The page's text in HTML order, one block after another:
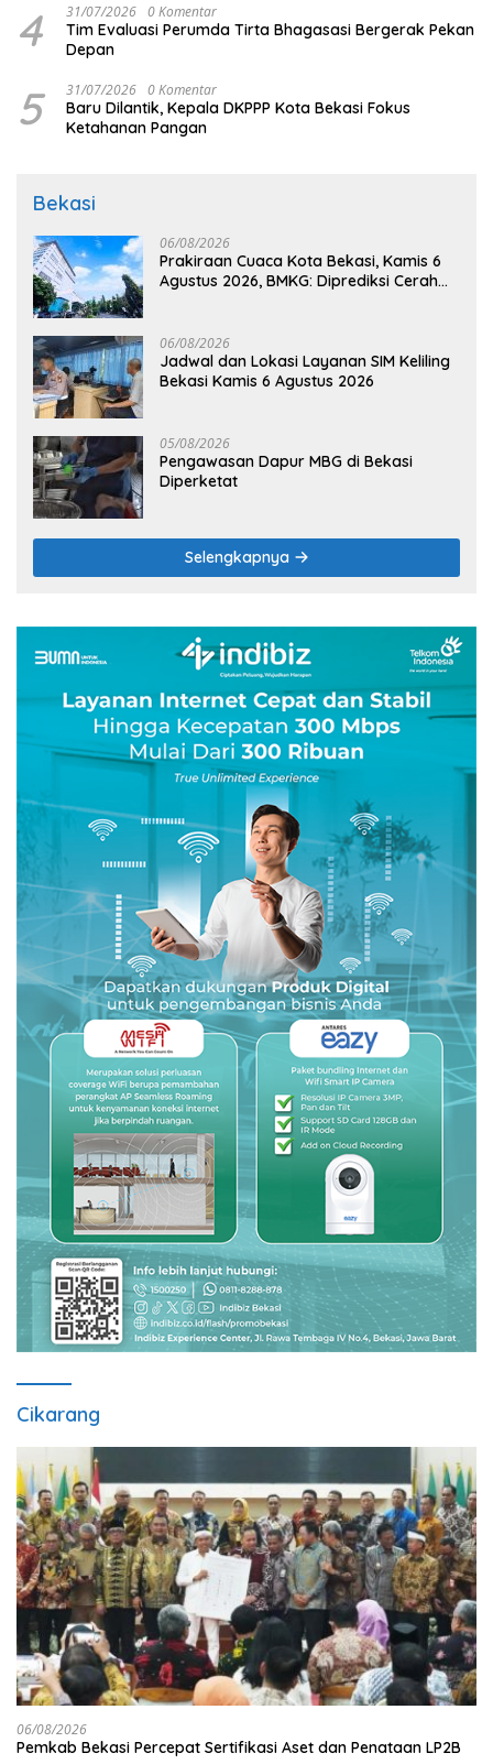
4 31/07/2026 0 Komentar
Tim Evaluasi Perumda Tirta Bhagasasi Bergerak Pekan
Depan
5 31/07/2026 0 Komentar
Baru Dilantik, Kepala DKPPP Kota Bekasi Fokus
Ketahanan Pangan
Bekasi
06/08/2026
Prakiraan Cuaca Kota Bekasi, Kamis 6
Agustus 2026, BMKG: Diprediksi Cerah
06/08/2026
Jadwal dan Lokasi Layanan SIM Keliling
Bekasi Kamis 6 Agustus 2026
05/08/2026
Pengawasan Dapur MBG di Bekasi
Diperketat
Selengkapnya
Cikarang
06/08/2026
Pemkab Bekasi Percepat Sertifikasi Aset dan Penataan LP2B